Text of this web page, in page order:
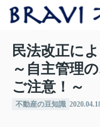
民法改正に
～自主管理
ご注意！～
不動産の豆知識